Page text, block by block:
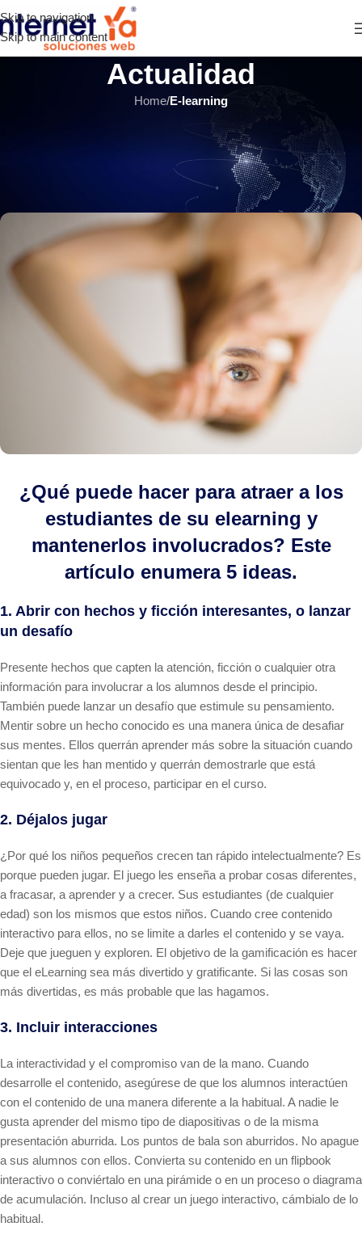
Skip to navigation
Skip to main content
Actualidad
Home/E-learning
ÚLTIMOS ARTÍCULOS
5 ideas para captar la atención
de los estudiantes en línea
INTERNET YA Soluciones Web el 14 noviembre, 2018
¿Qué puede hacer para atraer a los
estudiantes de su elearning y
mantenerlos involucrados? Este
artículo enumera 5 ideas.
1. Abrir con hechos y ficción interesantes, o lanzar
un desafío
Presente hechos que capten la atención, ficción o cualquier otra
información para involucrar a los alumnos desde el principio.
También puede lanzar un desafío que estimule su pensamiento.
Mentir sobre un hecho conocido es una manera única de desafiar
sus mentes. Ellos querrán aprender más sobre la situación cuando
sientan que les han mentido y querrán demostrarle que está
equivocado y, en el proceso, participar en el curso.
2. Déjalos jugar
¿Por qué los niños pequeños crecen tan rápido intelectualmente? Es
porque pueden jugar. El juego les enseña a probar cosas diferentes,
a fracasar, a aprender y a crecer. Sus estudiantes (de cualquier
edad) son los mismos que estos niños. Cuando cree contenido
interactivo para ellos, no se limite a darles el contenido y se vaya.
Deje que jueguen y exploren. El objetivo de la gamificación es hacer
que el eLearning sea más divertido y gratificante. Si las cosas son
más divertidas, es más probable que las hagamos.
3. Incluir interacciones
La interactividad y el compromiso van de la mano. Cuando
desarrolle el contenido, asegúrese de que los alumnos interactúen
con el contenido de una manera diferente a la habitual. A nadie le
gusta aprender del mismo tipo de diapositivas o de la misma
presentación aburrida. Los puntos de bala son aburridos. No apague
a sus alumnos con ellos. Convierta su contenido en un flipbook
interactivo o conviértalo en una pirámide o en un proceso o diagrama
de acumulación. Incluso al crear un juego interactivo, cámbialo de lo
habitual.